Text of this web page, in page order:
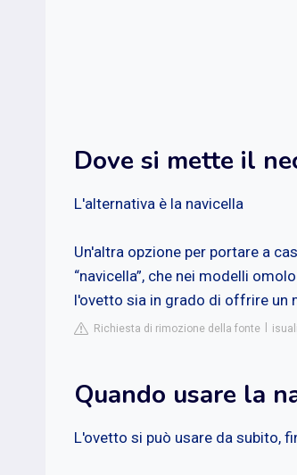
Dove si mette il
L'alternativa è la navicella
Un'altra opzione per portare a
“navicella”, che nei modelli
l'ovetto sia in grado di offrire un
Richiesta di rimozione della fonte
Quando usare la
L'ovetto si può usare da subito,